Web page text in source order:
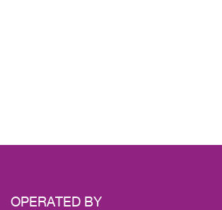
OPERATED BY